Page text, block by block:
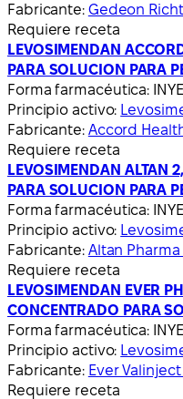
Fabricante: Gedeon
Requiere receta
LEVOSIMENDAN
PARA SOLUCION PARA
Forma farmacéutica:
Principio activo:
Fabricante: Accord
Requiere receta
LEVOSIMENDAN ALTAN
PARA SOLUCION PARA
Forma farmacéutica:
Principio activo:
Fabricante: Altan
Requiere receta
LEVOSIMENDAN EVER
CONCENTRADO PARA
Forma farmacéutica:
Principio activo:
Fabricante: Ever
Requiere receta